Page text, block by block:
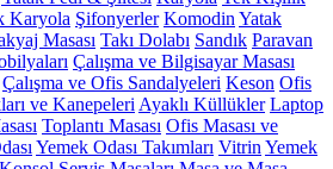
Karyola Şifonyerler Komodin Yatak
Masası Takı Dolabı Sandık Paravan
Çalışma ve Bilgisayar Masası
Çalışma ve Ofis Sandalyeleri Keson Ofis
ve Kanepeleri Ayaklı Küllükler Laptop
Toplantı Masası Ofis Masası ve
Yemek Odası Takımları Vitrin Yemek